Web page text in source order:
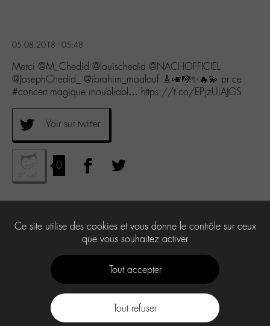
05.08.2018 - 05:48
Merci @M_Chedid @louischedid @NACHOFFICIEL
@JosephChedid_ @ibrahim_maalouf 🎸🎺🎼✨🔥💫 pr ce
#concert magique inoubliabl… https://t.co/EPjzUiAJGS
Voir sur twitter
0
Ce site utilise des cookies et vous donne le contrôle sur ceux
que vous souhaitez activer
Tout accepter
Tout refuser